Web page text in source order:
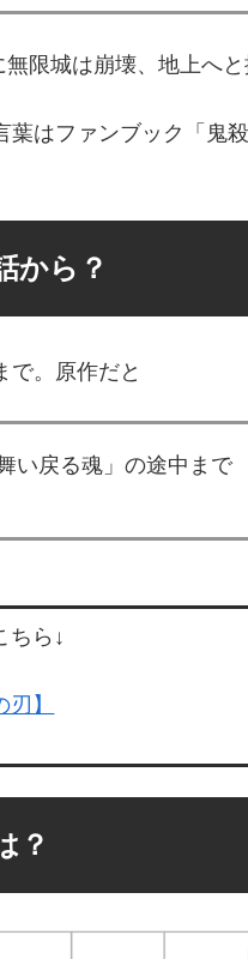
限城は崩壊、地上へと
はファンブック「鬼
から？
で。原作だと
い戻る魂」の途中まで
ちら↓
】
？